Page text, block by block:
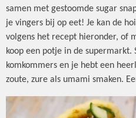
samen met gestoomde sugar
je vingers bij op eet! Je kan de
volgens het recept hieronder, of
koop een potje in de supermarkt.
komkommers en je hebt een
zoute, zure als umami smaken.